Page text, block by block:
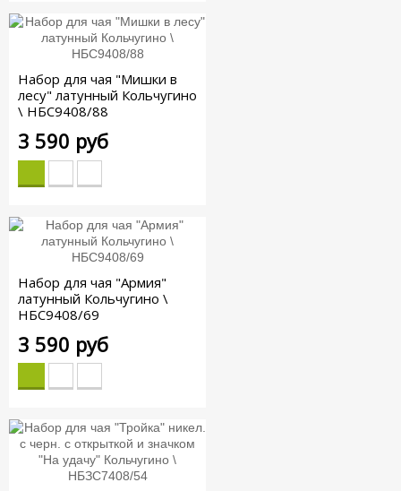
Набор для чая "Мишки в
лесу" латунный Кольчугино
\ НБС9408/88
3 590 руб
Набор для чая "Армия"
латунный Кольчугино \
НБС9408/69
3 590 руб